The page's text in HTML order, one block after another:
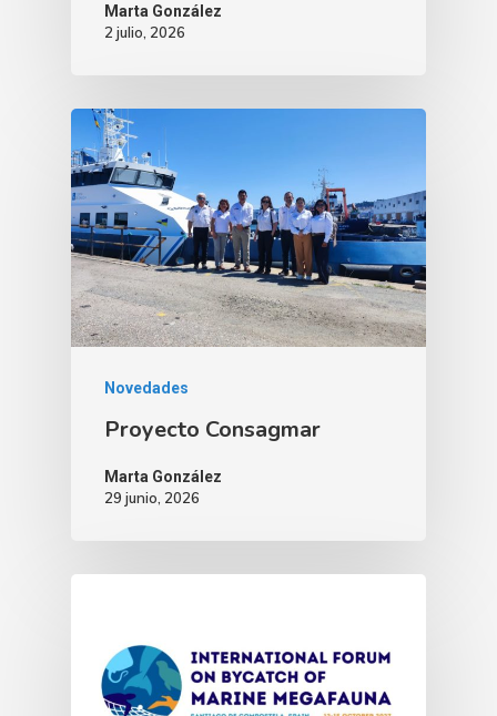
Marta González
2 julio, 2026
Novedades
Proyecto Consagmar
Marta González
29 junio, 2026